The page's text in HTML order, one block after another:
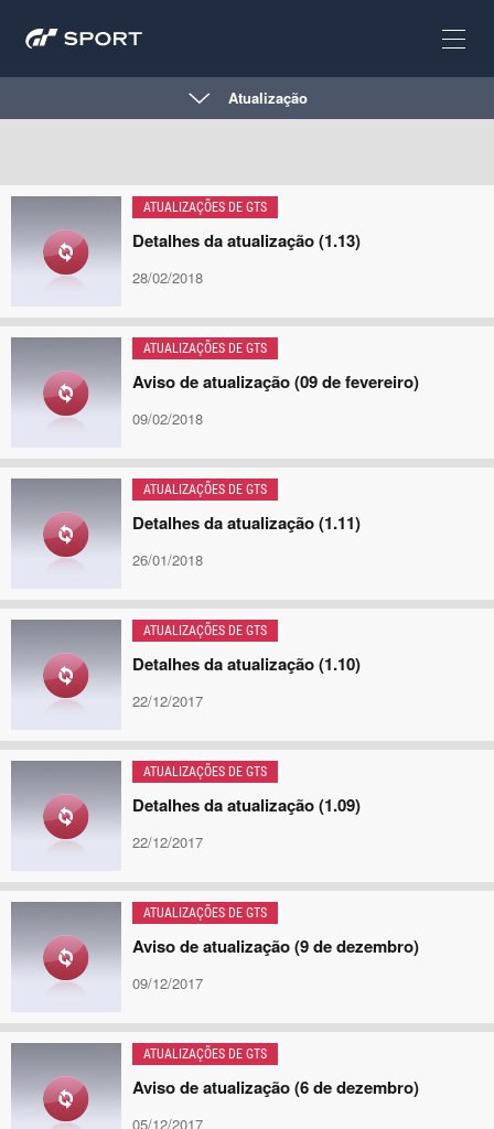
Atualização
ATUALIZAÇÕES DE GTS
Detalhes da atualização (1.13)
28/02/2018
ATUALIZAÇÕES DE GTS
Aviso de atualização (09 de fevereiro)
09/02/2018
ATUALIZAÇÕES DE GTS
Detalhes da atualização (1.11)
26/01/2018
ATUALIZAÇÕES DE GTS
Detalhes da atualização (1.10)
22/12/2017
ATUALIZAÇÕES DE GTS
Detalhes da atualização (1.09)
22/12/2017
ATUALIZAÇÕES DE GTS
Aviso de atualização (9 de dezembro)
09/12/2017
ATUALIZAÇÕES DE GTS
Aviso de atualização (6 de dezembro)
05/12/2017